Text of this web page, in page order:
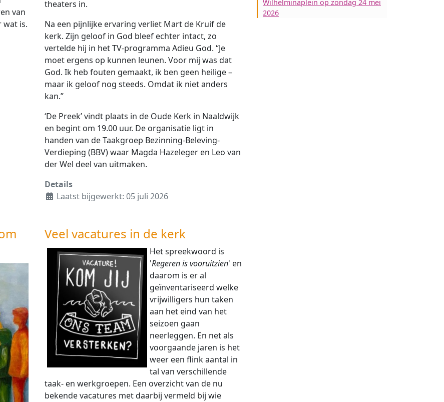
van
wat is.
theaters in.
Na een pijnlijke ervaring verliet Mart de Kruif de
kerk. Zijn geloof in God bleef echter intact, zo
vertelde hij in het TV-programma Adieu God. “Je
moet ergens op kunnen leunen. Voor mij was dat
God. Ik heb fouten gemaakt, ik ben geen heilige –
maar ik geloof nog steeds. Omdat ik niet anders
kan.”
‘De Preek’ vindt plaats in de Oude Kerk in Naaldwijk
en begint om 19.00 uur. De organisatie ligt in
handen van de Taakgroep Bezinning-Beleving-
Verdieping (BBV) waar Magda Hazeleger en Leo van
der Wel deel van uitmaken.
Details
Laatst bijgewerkt: 05 juli 2026
Veel vacatures in de kerk
Het spreekwoord is
'Regeren is vooruitzien' en
daarom is er al
geïnventariseerd welke
vrijwilligers hun taken
aan het eind van het
seizoen gaan
neerleggen. En net als
voorgaande jaren is het
weer een flink aantal in
tal van verschillende
taak- en werkgroepen. Een overzicht van de nu
bekende vacatures met daarbij vermeld bij wie
Wilhelminaplein op zondag 24 mei
2026